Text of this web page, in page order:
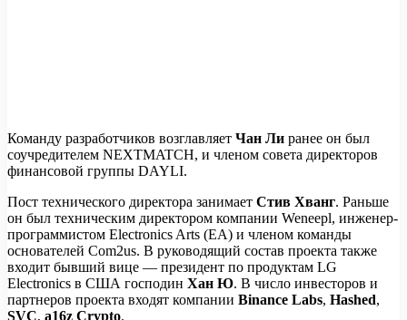
Команду разработчиков возглавляет Чан Ли ранее он был
соучредителем NEXTMATCH, и членом совета директоров
финансовой группы DAYLI.
Пост технического директора занимает Стив Хванг. Раньше
он был техническим директором компании Weneepl, инженер-
программистом Electronics Arts (EA) и членом команды
основателей Com2us. В руководящий состав проекта также
входит бывший вице — президент по продуктам LG
Electronics в США господин Хан Ю. В число инвесторов и
партнеров проекта входят компании Binance Labs, Hashed,
SVC, a16z Crypto.